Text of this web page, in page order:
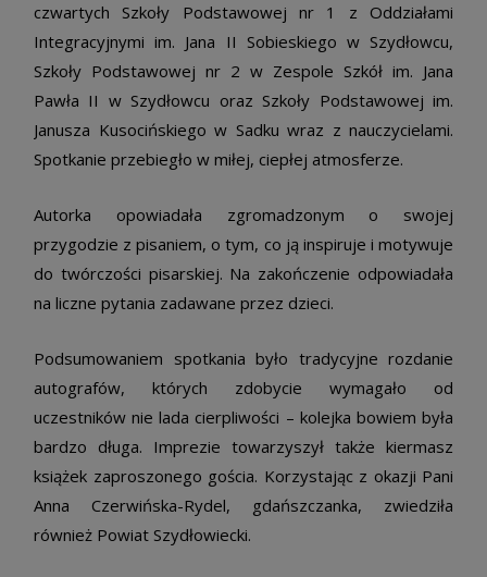
czwartych Szkoły Podstawowej nr 1 z Oddziałami
Integracyjnymi im. Jana II Sobieskiego w Szydłowcu,
Szkoły Podstawowej nr 2 w Zespole Szkół im. Jana
Pawła II w Szydłowcu oraz Szkoły Podstawowej im.
Janusza Kusocińskiego w Sadku wraz z nauczycielami.
Spotkanie przebiegło w miłej, ciepłej atmosferze.
Autorka opowiadała zgromadzonym o swojej
przygodzie z pisaniem, o tym, co ją inspiruje i motywuje
do twórczości pisarskiej. Na zakończenie odpowiadała
na liczne pytania zadawane przez dzieci.
Podsumowaniem spotkania było tradycyjne rozdanie
autografów, których zdobycie wymagało od
uczestników nie lada cierpliwości – kolejka bowiem była
bardzo długa. Imprezie towarzyszył także kiermasz
książek zaproszonego gościa. Korzystając z okazji Pani
Anna Czerwińska-Rydel, gdańszczanka, zwiedziła
również Powiat Szydłowiecki.